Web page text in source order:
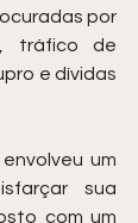
por
tráfico de
e dívidas
um
sua
com um